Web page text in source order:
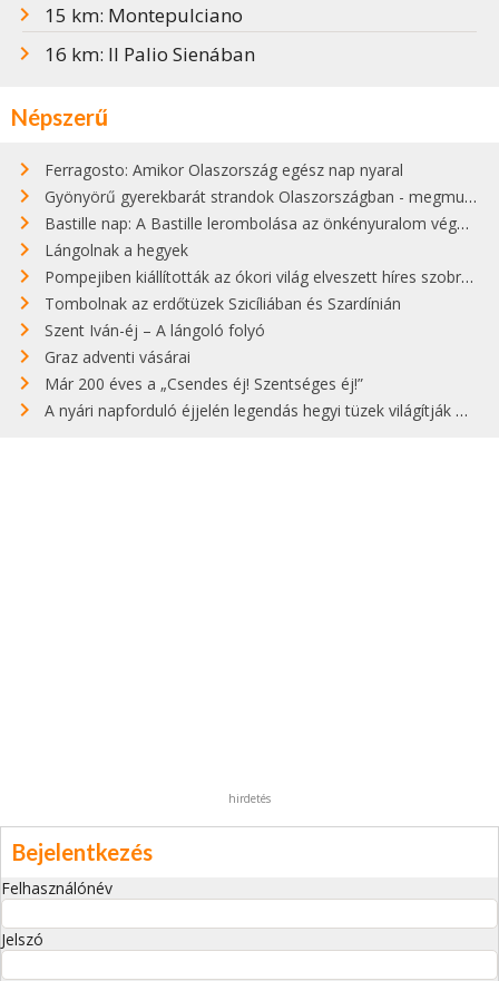
15 km: Montepulciano
16 km: Il Palio Sienában
Népszerű
Ferragosto: Amikor Olaszország egész nap nyaral
Gyönyörű gyerekbarát strandok Olaszországban - megmutatjuk a 15 legjobbat
Bastille nap: A Bastille lerombolása az önkényuralom végét jelentette
Lángolnak a hegyek
Pompejiben kiállították az ókori világ elveszett híres szobrának másolatát
Tombolnak az erdőtüzek Szicíliában és Szardínián
Szent Iván-éj – A lángoló folyó
Graz adventi vásárai
Már 200 éves a „Csendes éj! Szentséges éj!”
A nyári napforduló éjjelén legendás hegyi tüzek világítják meg Zugspitzét
hirdetés
Bejelentkezés
Felhasználónév
Jelszó